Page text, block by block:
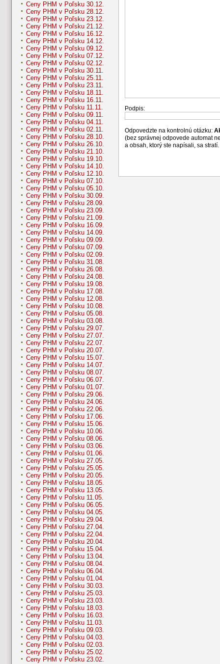
Ceny PHM v Poľsku 30.12.
Ceny PHM v Poľsku 28.12.
Ceny PHM v Poľsku 23.12.
Ceny PHM v Poľsku 21.12.
Ceny PHM v Poľsku 16.12.
Ceny PHM v Poľsku 14.12.
Ceny PHM v Poľsku 09.12.
Ceny PHM v Poľsku 07.12.
Ceny PHM v Poľsku 02.12.
Ceny PHM v Poľsku 30.11.
Ceny PHM v Poľsku 25.11.
Ceny PHM v Poľsku 23.11.
Ceny PHM v Poľsku 18.11.
Ceny PHM v Poľsku 16.11.
Ceny PHM v Poľsku 11.11.
Ceny PHM v Poľsku 09.11.
Ceny PHM v Poľsku 04.11.
Ceny PHM v Poľsku 02.11.
Ceny PHM v Poľsku 28.10.
Ceny PHM v Poľsku 26.10.
Ceny PHM v Poľsku 21.10.
Ceny PHM v Poľsku 19.10.
Ceny PHM v Poľsku 14.10.
Ceny PHM v Poľsku 12.10.
Ceny PHM v Poľsku 07.10.
Ceny PHM v Poľsku 05.10.
Ceny PHM v Poľsku 30.09.
Ceny PHM v Poľsku 28.09.
Ceny PHM v Poľsku 23.09.
Ceny PHM v Poľsku 21.09.
Ceny PHM v Poľsku 16.09.
Ceny PHM v Poľsku 14.09.
Ceny PHM v Poľsku 09.09.
Ceny PHM v Poľsku 07.09.
Ceny PHM v Poľsku 02.09.
Ceny PHM v Poľsku 31.08.
Ceny PHM v Poľsku 26.08.
Ceny PHM v Poľsku 24.08.
Ceny PHM v Poľsku 19.08.
Ceny PHM v Poľsku 17.08.
Ceny PHM v Poľsku 12.08.
Ceny PHM v Poľsku 10.08.
Ceny PHM v Poľsku 05.08.
Ceny PHM v Poľsku 03.08.
Ceny PHM v Poľsku 29.07.
Ceny PHM v Poľsku 27.07.
Ceny PHM v Poľsku 22.07.
Ceny PHM v Poľsku 20.07.
Ceny PHM v Poľsku 15.07.
Ceny PHM v Poľsku 14.07.
Ceny PHM v Poľsku 08.07.
Ceny PHM v Poľsku 06.07.
Ceny PHM v Poľsku 01.07.
Ceny PHM v Poľsku 29.06.
Ceny PHM v Poľsku 24.06.
Ceny PHM v Poľsku 22.06.
Ceny PHM v Poľsku 17.06.
Ceny PHM v Poľsku 15.06.
Ceny PHM v Poľsku 10.06.
Ceny PHM v Poľsku 08.06.
Ceny PHM v Poľsku 03.06.
Ceny PHM v Poľsku 01.06.
Ceny PHM v Poľsku 27.05.
Ceny PHM v Poľsku 25.05.
Ceny PHM v Poľsku 20.05.
Ceny PHM v Poľsku 18.05.
Ceny PHM v Poľsku 13.05.
Ceny PHM v Poľsku 11.05.
Ceny PHM v Poľsku 06.05.
Ceny PHM v Poľsku 04.05.
Ceny PHM v Poľsku 29.04.
Ceny PHM v Poľsku 27.04.
Ceny PHM v Poľsku 22.04.
Ceny PHM v Poľsku 20.04.
Ceny PHM v Poľsku 15.04.
Ceny PHM v Poľsku 13.04.
Ceny PHM v Poľsku 08.04.
Ceny PHM v Poľsku 06.04.
Ceny PHM v Poľsku 01.04.
Ceny PHM v Poľsku 30.03.
Ceny PHM v Poľsku 25.03.
Ceny PHM v Poľsku 23.03.
Ceny PHM v Poľsku 18.03.
Ceny PHM v Poľsku 16.03.
Ceny PHM v Poľsku 11.03.
Ceny PHM v Poľsku 09.03.
Ceny PHM v Poľsku 04.03.
Ceny PHM v Poľsku 02.03.
Ceny PHM v Poľsku 25.02.
Ceny PHM v Poľsku 23.02.
Podpis:
Odpovedzte na kontrolnú otázku:
(bez správnej odpovede automat
a obsah, ktorý ste napísali, sa